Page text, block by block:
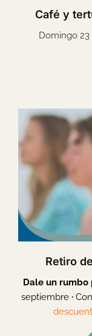
Café y
Domingo 23
Retiro
Dale un rumbo
septiembre ·Con